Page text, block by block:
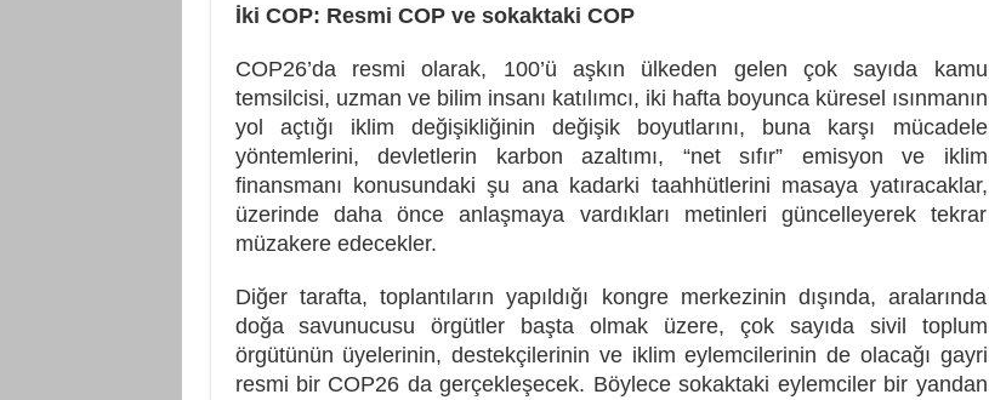
İki COP: Resmi COP ve sokaktaki COP
COP26’da resmi olarak, 100’ü aşkın ülkeden gelen çok sayıda kamu
temsilcisi, uzman ve bilim insanı katılımcı, iki hafta boyunca küresel ısınmanın
yol açtığı iklim değişikliğinin değişik boyutlarını, buna karşı mücadele
yöntemlerini, devletlerin karbon azaltımı, “net sıfır” emisyon ve iklim
finansmanı konusundaki şu ana kadarki taahhütlerini masaya yatıracaklar,
üzerinde daha önce anlaşmaya vardıkları metinleri güncelleyerek tekrar
müzakere edecekler.
Diğer tarafta, toplantıların yapıldığı kongre merkezinin dışında, aralarında
doğa savunucusu örgütler başta olmak üzere, çok sayıda sivil toplum
örgütünün üyelerinin, destekçilerinin ve iklim eylemcilerinin de olacağı gayri
resmi bir COP26 da gerçekleşecek. Böylece sokaktaki eylemciler bir yandan